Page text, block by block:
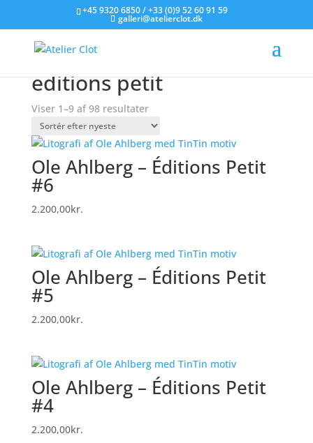
+45 9320 6850 / +33 (0)9 52 60 91 59
galleri@atelierclot.dk
Forside/Litografier til salg
editions petit
Viser 1–9 af 98 resultaterSorteret
efter
seneste
Ole Ahlberg – Éditions Petit
#6
2.200,00kr.
Ole Ahlberg – Éditions Petit
#5
2.200,00kr.
Ole Ahlberg – Éditions Petit
#4
2.200,00kr.